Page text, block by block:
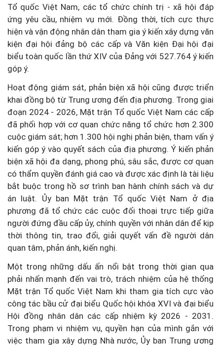
Tổ quốc Việt Nam, các tổ chức chính trị - xã hội đáp
ứng yêu cầu, nhiệm vụ mới. Đồng thời, tích cực thực
hiện và vận động nhân dân tham gia ý kiến xây dựng văn
kiện đại hội đảng bộ các cấp và Văn kiện Đại hội đại
biểu toàn quốc lần thứ XIV của Đảng với 527.764 ý kiến
góp ý.
Hoạt động giám sát, phản biện xã hội cũng được triển
khai đồng bộ từ Trung ương đến địa phương. Trong giai
đoạn 2024 - 2026, Mặt trận Tổ quốc Việt Nam các cấp
đã phối hợp với cơ quan chức năng tổ chức hơn 2.300
cuộc giám sát; hơn 1.300 hội nghị phản biện, tham vấn ý
kiến góp ý vào quyết sách của địa phương. Ý kiến phản
biện xã hội đa dạng, phong phú, sâu sắc, được cơ quan
có thẩm quyền đánh giá cao và được xác định là tài liệu
bắt buộc trong hồ sơ trình ban hành chính sách và dự
án luật. Ủy ban Mặt trận Tổ quốc Việt Nam ở địa
phương đã tổ chức các cuộc đối thoại trực tiếp giữa
người đứng đầu cấp ủy, chính quyền với nhân dân để kịp
thời thông tin, trao đổi, giải quyết vấn đề người dân
quan tâm, phản ánh, kiến nghị.
Một trong những dấu ấn nổi bật trong thời gian qua
phải nhấn mạnh đến vai trò, trách nhiệm của hệ thống
Mặt trận Tổ quốc Việt Nam khi tham gia tích cực vào
công tác bầu cử đại biểu Quốc hội khóa XVI và đại biểu
Hội đồng nhân dân các cấp nhiệm kỳ 2026 - 2031.
Trong phạm vi nhiệm vụ, quyền hạn của mình gắn với
việc tham gia xây dựng Nhà nước, Ủy ban Trung ương